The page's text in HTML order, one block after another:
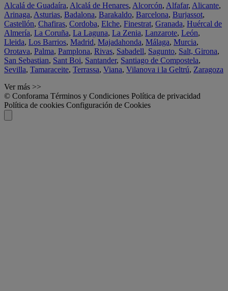
Alcalá de Guadaíra, Alcalá de Henares, Alcorcón, Alfafar, Alicante,
Arinaga, Asturias, Badalona, Barakaldo, Barcelona, Burjassot,
Castellón, Chafiras, Cordoba, Elche, Finestrat, Granada, Huércal de
Almería, La Coruña, La Laguna, La Zenia, Lanzarote, León,
Lleida, Los Barrios, Madrid, Majadahonda, Málaga, Murcia,
Orotava, Palma, Pamplona, Rivas, Sabadell, Sagunto, Salt, Girona,
San Sebastian, Sant Boi, Santander, Santiago de Compostela,
Sevilla, Tamaraceite, Terrassa, Viana, Vilanova i la Geltrú, Zaragoza
Ver más >>
© Conforama Términos y Condiciones Política de privacidad
Política de cookies Configuración de Cookies